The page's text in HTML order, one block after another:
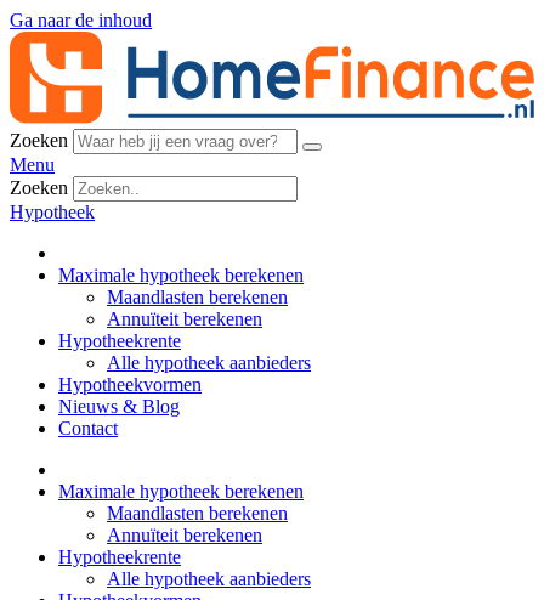
Ga naar de inhoud
Zoeken
Menu
Zoeken
Hypotheek
Maximale hypotheek berekenen
Maandlasten berekenen
Annuïteit berekenen
Hypotheekrente
Alle hypotheek aanbieders
Hypotheekvormen
Nieuws & Blog
Contact
Maximale hypotheek berekenen
Maandlasten berekenen
Annuïteit berekenen
Hypotheekrente
Alle hypotheek aanbieders